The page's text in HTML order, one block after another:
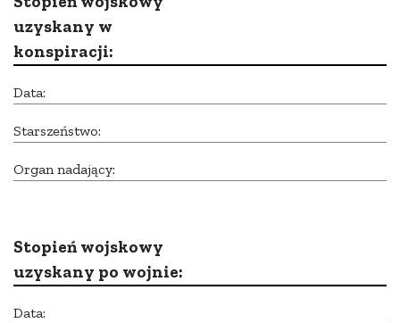
uzyskany w
konspiracji:
Data:
Starszeństwo:
Organ nadający:
Stopień wojskowy
uzyskany po wojnie:
Data: